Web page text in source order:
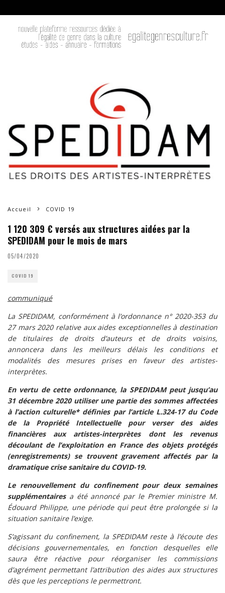
Accueil COVID 19
1 120 309 € versés aux structures aidées par la
SPEDIDAM pour le mois de mars
05/04/2020
COVID 19
communiqué
La SPEDIDAM, conformément à l’ordonnance n° 2020-353 du
27 mars 2020relative aux aides exceptionnelles à destination
de titulaires de droits d’auteurs et de droits voisins,
annoncera dans les meilleurs délais les conditions et
modalités des mesures prises en faveur des artistes-
interprètes.
En vertu de cette ordonnance, la SPEDIDAM peut jusqu’au
31 décembre 2020 utiliser une partie des sommes affectées
à l’action culturelle* définies par l’article L.324-17 du Code
de la Propriété Intellectuelle pour verser des aides
financières aux artistes-interprètes dont les revenus
découlant de l’exploitation en France des objets protégés
(enregistrements) se trouvent gravement affectés par la
dramatique crise sanitaire du COVID-19.
Le renouvellement du confinement pour deux semaines
supplémentairesa été annoncé par le Premier ministre M.
Édouard Philippe, une période qui peut être prolongée si la
situation sanitaire l’exige.
S’agissant du confinement, la SPEDIDAM reste à l’écoute des
décisions gouvernementales, en fonction desquelles elle
saura être réactive pour réorganiser les commissions
d’agrément permettant l’attribution des aidesaux structures
dès que les perceptions le permettront.